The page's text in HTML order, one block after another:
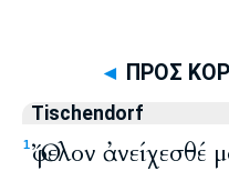
◄ ΠΡΟΣ
Tischendorf
1Ὄφελον ἀνείχεσθέ